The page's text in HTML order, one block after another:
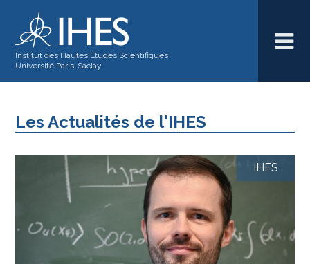
Institut des Hautes Études Scientifiques
Université Paris-Saclay
Les Actualités de l'IHES
IHES